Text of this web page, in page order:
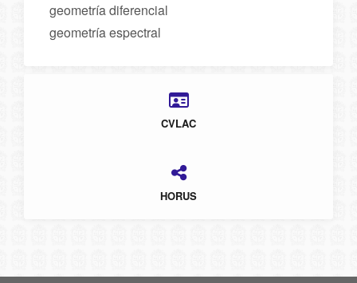
geometría diferencial
geometría espectral
CVLAC
HORUS